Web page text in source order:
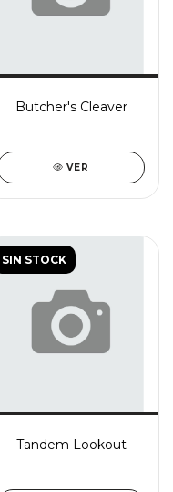
Butcher's Cleaver
VER
SIN STOCK
Tandem Lookout